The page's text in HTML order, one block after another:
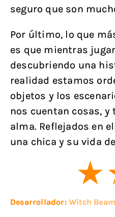
seguro que son
Por último, lo que
es que mientras
descubriendo una
realidad estamos
objetos y los
nos cuentan cosas,
alma. Reflejados en
una chica y su vida
Desarrollador: Witch Beam